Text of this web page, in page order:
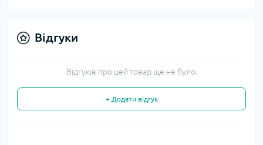
Відгуки
Відгуків про цей товар ще не було.
+ Додати відгук